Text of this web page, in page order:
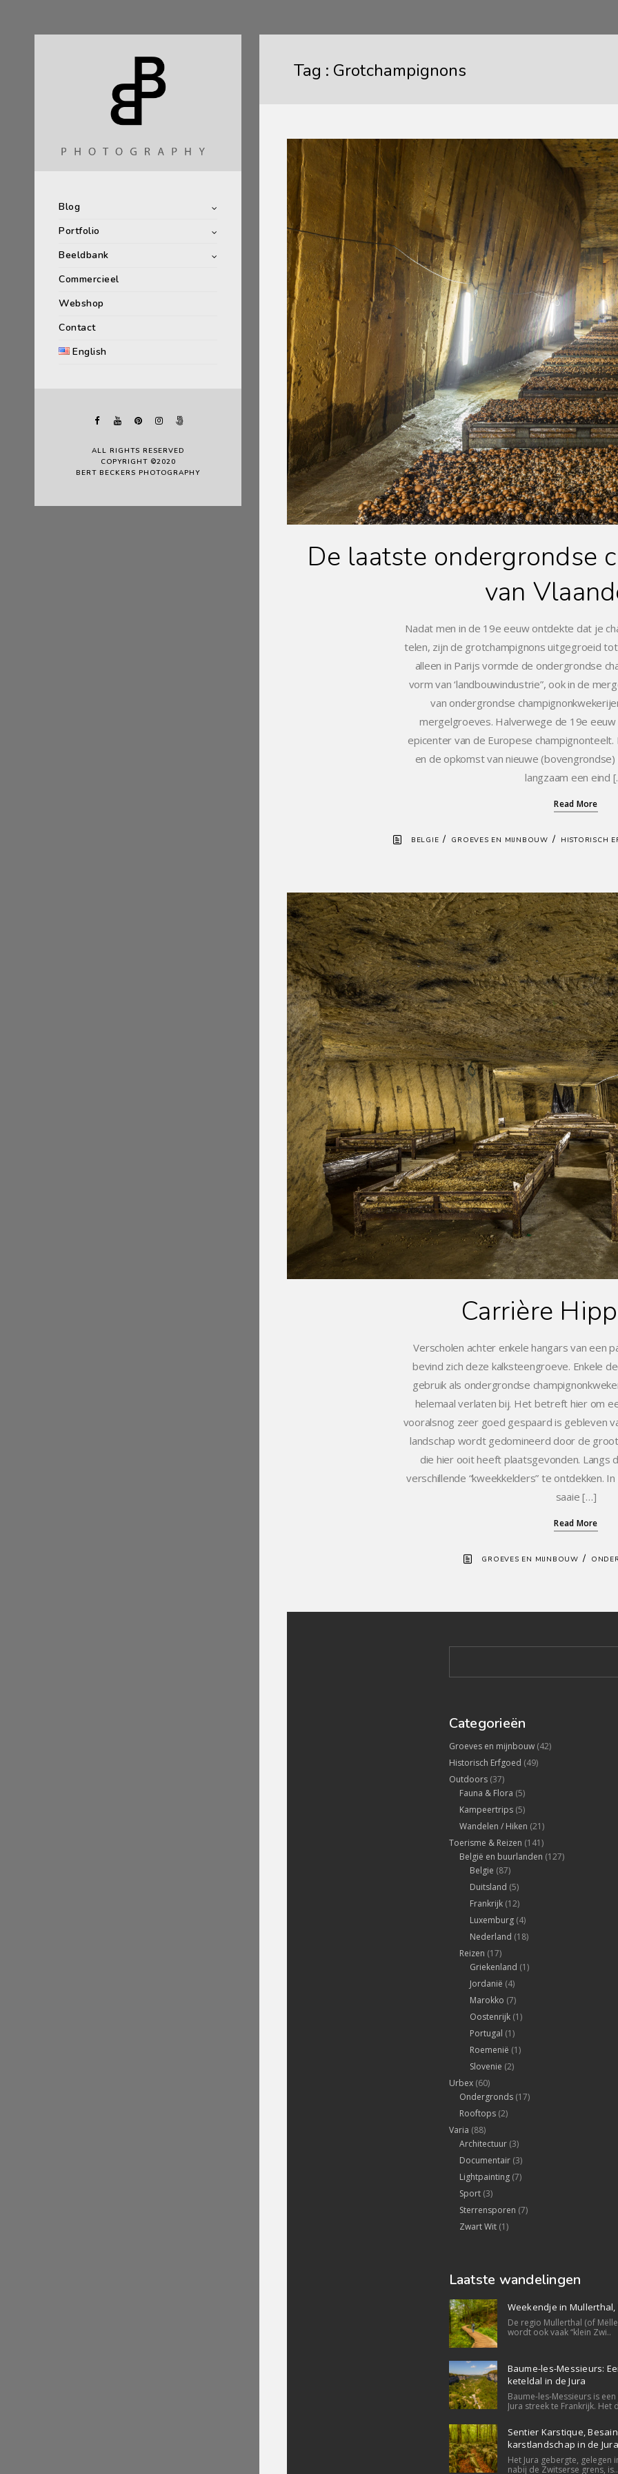
Blog
Portfolio
Beeldbank
Commercieel
Webshop
Contact
English
ALL RIGHTS RESERVED
COPYRIGHT ©2020
BERT BECKERS PHOTOGRAPHY
Tag : Grotchampignons
De laatste ondergrondse
van
Nadat men in de 19e eeuw ontdekte dat je
telen, zijn de grotchampignons uitgegroeid
alleen in Parijs vormde de ondergrondse
vorm van ‘landbouwindustrie”, ook in de
van ondergrondse
mergelgroeves. Halverwege de 19e
epicenter van de Europese
en de opkomst van nieuwe
langzaam een eind
Read More
BELGIE / GROEVES EN MIJNBOUW / HISTORISCH
Carrière
Verscholen achter enkele hangars van een
bevind zich deze kalksteengroeve. Enkele
gebruik als ondergrondse
helemaal verlaten bij. Het betreft hier om
vooralsnog zeer goed gespaard is gebleven
landschap wordt gedomineerd door de
die hier ooit heeft plaatsgevonden. Langs
verschillende “kweekkelders” te ontdekken.
saaie […]
Read More
GROEVES EN MIJNBOUW /
Categorieën
Groeves en mijnbouw(42)
Historisch Erfgoed (49)
Outdoors(37)
Fauna & Flora (5)
Kampeertrips(5)
Wandelen / Hiken (21)
Toerisme & Reizen (141)
België en buurlanden (127)
Belgie (87)
Duitsland (5)
Frankrijk(12)
Luxemburg(4)
Nederland (18)
Reizen (17)
Griekenland (1)
Jordanië (4)
Marokko (7)
Oostenrijk(1)
Portugal (1)
Roemenië (1)
Slovenie (2)
Urbex(60)
Ondergronds(17)
Rooftops(2)
Varia (88)
Architectuur(3)
Documentair(3)
Lightpainting(7)
Sport(3)
Sterrensporen (7)
Zwart Wit(1)
Laatste wandelingen
Weekendje in Mullerthal,
De regio Mullerthal (of
wordt ook vaak “klein Zwi..
Baume-les-Messieurs:
keteldal in de Jura
Baume-les-Messieurs is
Jura streek te Frankrijk. Het
Sentier Karstique,
karstlandschap in de Jura
Het Jura gebergte, gelegen
nabij de Zwitserse grens, is..